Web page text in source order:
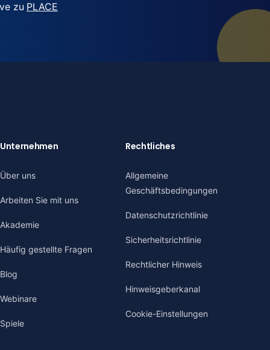
zu PLACE
Unternehmen
Über uns
Arbeiten Sie mit uns
Akademie
Häufig gestellte Fragen
Blog
Webinare
Spiele
Rechtliches
Allgemeine
Geschäftsbedingungen
Datenschutzrichtlinie
Sicherheitsrichtlinie
Rechtlicher Hinweis
Hinweisgeberkanal
Cookie-Einstellungen